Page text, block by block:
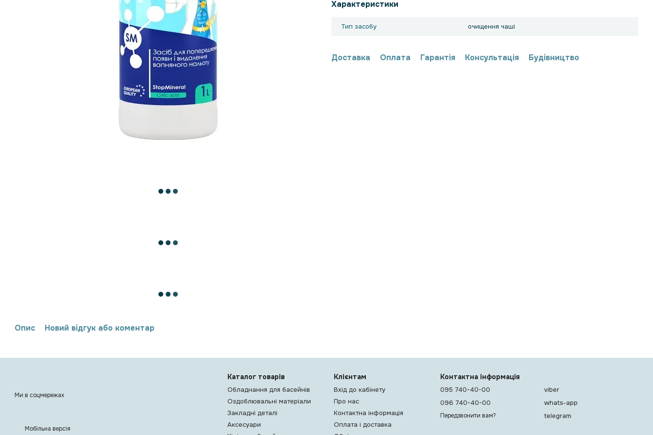
Характеристики
Тип засобу очищення чаші
Доставка Оплата Гарантія Консультація Будівництво
Опис Новий відгук або коментар
Ми в соцмережах
Мобільна версія
Каталог товарів
Обладнання для басейнів
Оздоблювальні матеріали
Закладні деталі
Аксесуари
Клієнтам
Вхід до кабінету
Про нас
Контактна інформація
Оплата і доставка
Контактна інформація
095 740-40-00
096 740-40-00
Передзвонити вам?
viber
whats-app
telegram